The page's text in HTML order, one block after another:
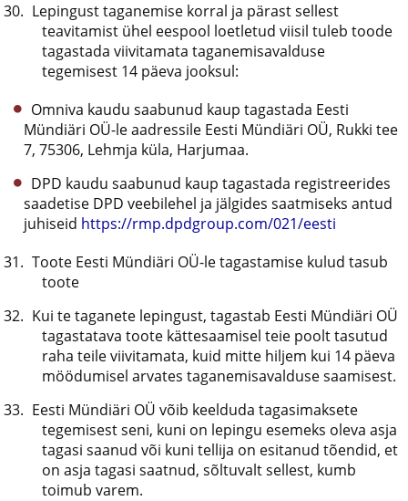
Lepingust taganemise korral ja pärast sellest
teavitamist ühel eespool loetletud viisil tuleb toode
tagastada viivitamata taganemisavalduse
tegemisest 14 päeva jooksul:
Omniva kaudu saabunud kaup tagastada Eesti
Mündiäri OÜ-le aadressile Eesti Mündiäri OÜ, Rukki tee
7, 75306, Lehmja küla, Harjumaa.
DPD kaudu saabunud kaup tagastada registreerides
saadetise DPD veebilehel ja jälgides saatmiseks antud
juhiseid https://rmp.dpdgroup.com/021/eesti
Toote Eesti Mündiäri OÜ-le tagastamise kulud tasub
toote
Kui te taganete lepingust, tagastab Eesti Mündiäri OÜ
tagastatava toote kättesaamisel teie poolt tasutud
raha teile viivitamata, kuid mitte hiljem kui 14 päeva
möödumisel arvates taganemisavalduse saamisest.
Eesti Mündiäri OÜ võib keelduda tagasimaksete
tegemisest seni, kuni on lepingu esemeks oleva asja
tagasi saanud või kuni tellija on esitanud tõendid, et
on asja tagasi saatnud, sõltuvalt sellest, kumb
toimub varem.